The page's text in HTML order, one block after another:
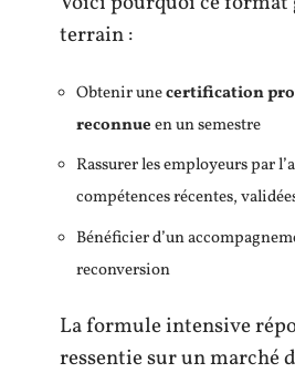
terrain :
Obtenir unecertification
reconnueen un semestre
Rassurer les employeurs par
compétences récentes,
Bénéficier d’un
reconversion
La formule intensive
ressentie sur un marché